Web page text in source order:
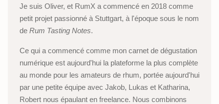
Je suis Oliver, et RumX a commencé en 2018 comme
petit projet passionné à Stuttgart, à l'époque sous le nom
de Rum Tasting Notes.
Ce qui a commencé comme mon carnet de dégustation
numérique est aujourd'hui la plateforme la plus complète
au monde pour les amateurs de rhum, portée aujourd'hui
par une petite équipe avec Jakob, Lukas et Katharina,
Robert nous épaulant en freelance. Nous combinons